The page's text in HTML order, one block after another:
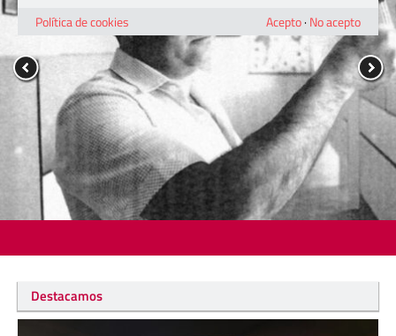
Destacamos
Política de cookies
Acepto· No acepto